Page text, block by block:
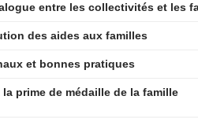
entre les collectivités et les
des aides aux familles
et bonnes pratiques
prime de médaille de la famille